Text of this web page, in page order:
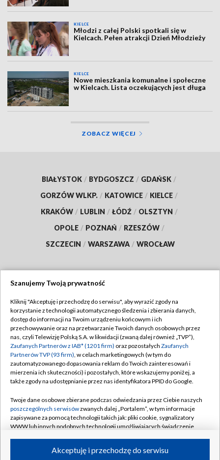
KIELCE
Młodzi z całej Polski spotkali się w
Kielcach. Pełen atrakcji Dzień Młodzieży
KIELCE
Nowe mieszkania komunalne i społeczne
w Kielcach. Lista oczekujących jest długa
ZOBACZ WIĘCEJ
BIAŁYSTOK / BYDGOSZCZ / GDAŃSK /
GORZÓW WLKP. / KATOWICE / KIELCE /
KRAKÓW / LUBLIN / ŁÓDŹ / OLSZTYN /
OPOLE / POZNAŃ / RZESZÓW /
SZCZECIN / WARSZAWA / WROCŁAW
TVP
Abonament TVP
Emisja w TVP
Centrum informacji TVP
Naziemna Telewizja Cyfrowa
Rada Programowa
System NOS
Informacje o nadawcy
Program dla prasy
Regulamin TVP
Polityka prywatności
Moje zgody
Pomoc
Kontakt
Kanały
Szanujemy Twoją prywatność
Kliknij "Akceptuję i przechodzę do serwisu", aby wyrazić zgody na
korzystanie z technologii automatycznego śledzenia i zbierania danych,
dostęp do informacji na Twoim urządzeniu końcowym i ich
przechowywanie oraz na przetwarzanie Twoich danych osobowych przez
nas, czyli Telewizję Polską S.A. w likwidacji (zwaną dalej również „TVP”),
Zaufanych Partnerów z IAB* (1201 firm) oraz pozostałych Zaufanych
Partnerów TVP (93 firm), w celach marketingowych (w tym do
zautomatyzowanego dopasowania reklam do Twoich zainteresowań i
mierzenia ich skuteczności) i pozostałych, które wskazujemy poniżej, a
także zgody na udostępnianie przez nas identyfikatora PPID do Google.
Twoje dane osobowe zbierane podczas odwiedzania przez Ciebie naszych
poszczególnych serwisówzwanych dalej „Portalem”, w tym informacje
zapisywane za pomocą technologii takich jak: pliki cookie, sygnalizatory
WWW lub innych podobnych technologii umożliwiających świadczenie
ruchu w Internecie.Akceptuję i przechodzę do serwisu